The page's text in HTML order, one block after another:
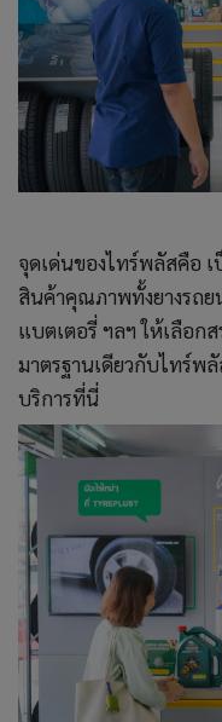
จุดเด่นของไทร์พลัสคือ
สินค้าคุณภาพทั้งยางรถย
แบตเตอรี่ ฯลฯ ให้เลือก
มาตรฐานเดียวกับไทร์พลั
บริการที่นี่